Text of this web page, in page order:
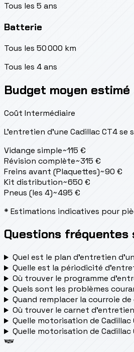
Tous les 5 ans
Batterie
Tous les 50 000 km
Tous les 4 ans
Budget moyen estimé
Coût Intermédiaire
L'entretien d'une Cadillac CT4 se
Vidange simple~115 €
Révision complète~315 €
Freins avant (Plaquettes)~90 €
Kit distribution~650 €
Pneus (les 4)~495 €
* Estimations indicatives pour
Questions fréquentes
Quel est le plan d’entretien
Quelle est la périodicité
Où trouver le programme
Quels sont les problèmes
Quand remplacer la courroie
Où trouver le carnet
Quelle motorisation de
Quelle motorisation de